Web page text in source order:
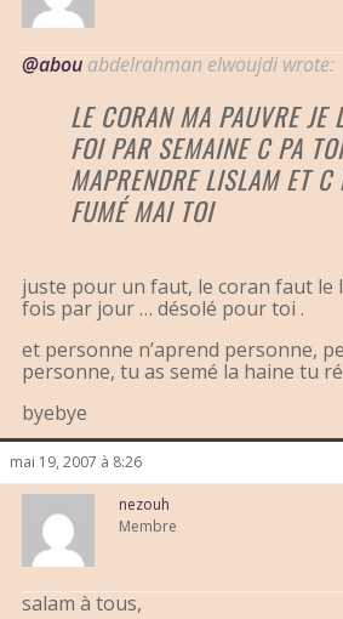
@abou abdelrahman elwoujdi wrote:
LE CORAN MA PAUVRE
FOI PAR SEMAINE C PA
MAPRENDRE LISLAM ET
FUMÉ MAI TOI
juste pour un faut, le coran faut le
fois par jour … désolé pour toi .
et personne n’aprend personne,
personne, tu as semé la haine tu
byebye
mai 19, 2007 à 8:26
nezouh
Membre
salam à tous,